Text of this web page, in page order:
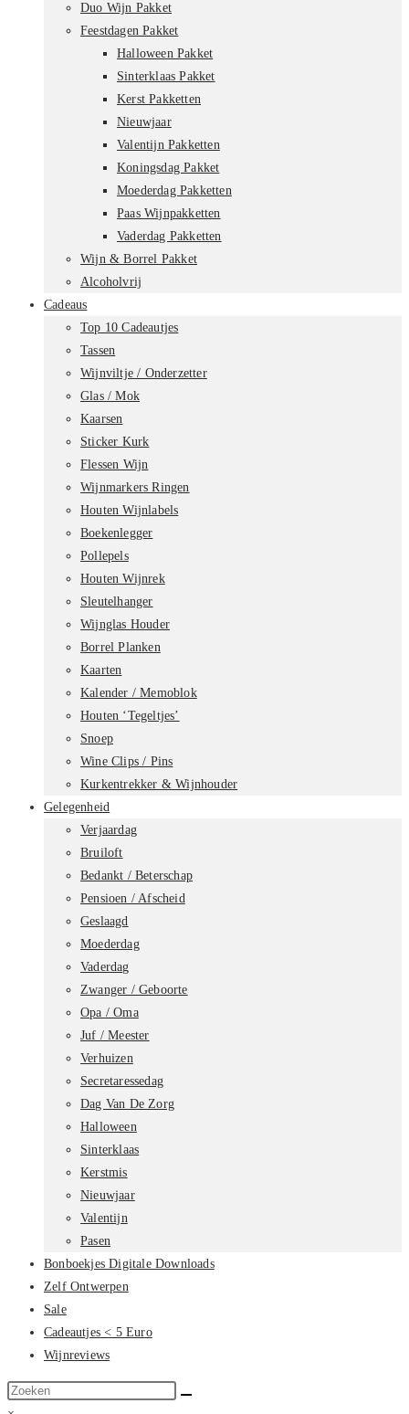
Duo Wijn Pakket
Feestdagen Pakket
Halloween Pakket
Sinterklaas Pakket
Kerst Pakketten
Nieuwjaar
Valentijn Pakketten
Koningsdag Pakket
Moederdag Pakketten
Paas Wijnpakketten
Vaderdag Pakketten
Wijn & Borrel Pakket
Alcoholvrij
Cadeaus
Top 10 Cadeautjes
Tassen
Wijnviltje / Onderzetter
Glas / Mok
Kaarsen
Sticker Kurk
Flessen Wijn
Wijnmarkers Ringen
Houten Wijnlabels
Boekenlegger
Pollepels
Houten Wijnrek
Sleutelhanger
Wijnglas Houder
Borrel Planken
Kaarten
Kalender / Memoblok
Houten ‘Tegeltjes’
Snoep
Wine Clips / Pins
Kurkentrekker & Wijnhouder
Gelegenheid
Verjaardag
Bruiloft
Bedankt / Beterschap
Pensioen / Afscheid
Geslaagd
Moederdag
Vaderdag
Zwanger / Geboorte
Opa / Oma
Juf / Meester
Verhuizen
Secretaressedag
Dag Van De Zorg
Halloween
Sinterklaas
Kerstmis
Nieuwjaar
Valentijn
Pasen
Bonboekjes Digitale Downloads
Zelf Ontwerpen
Sale
Cadeautjes < 5 Euro
Wijnreviews
Zoek